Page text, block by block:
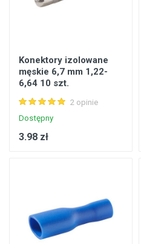
Konektory izolowane
męskie 6,7 mm 1,22-
6,64 10 szt.
2 opinie
Dostępny
3.98 zł